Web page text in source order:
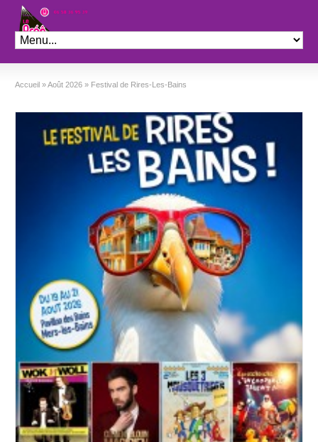
Théâtre le Préo
Accueil »Août 2026 » Festival de Rires-Les-Bains